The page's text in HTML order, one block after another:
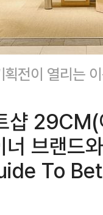
획전이 열리는
샵
브랜드
To